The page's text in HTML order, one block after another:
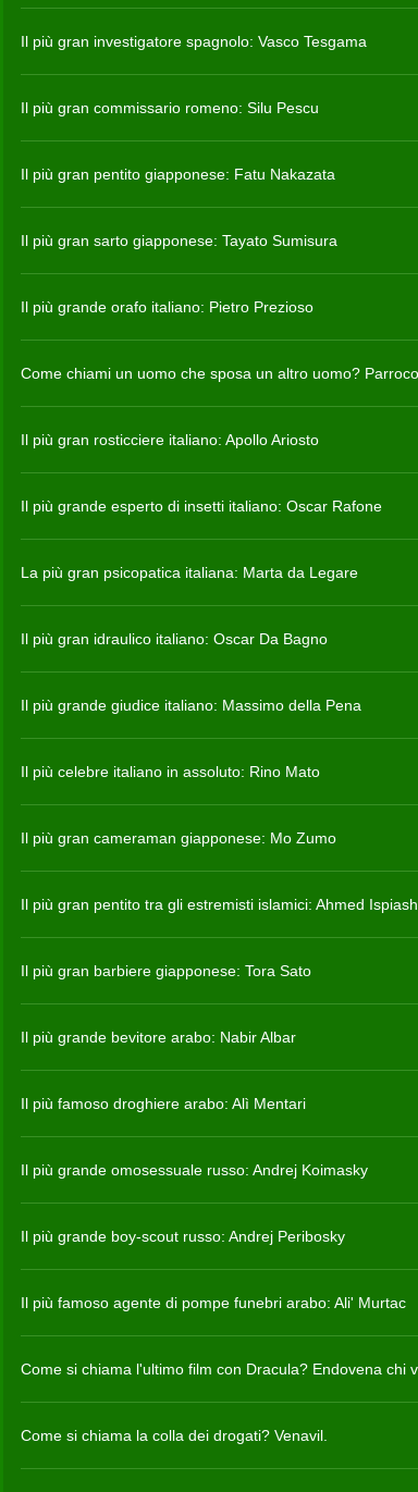
Il più gran investigatore spagnolo: Vasco Tesgama
Il più gran commissario romeno: Silu Pescu
Il più gran pentito giapponese: Fatu Nakazata
Il più gran sarto giapponese: Tayato Sumisura
Il più grande orafo italiano: Pietro Prezioso
Come chiami un uomo che sposa un altro uomo? Parroco.
Il più gran rosticciere italiano: Apollo Ariosto
Il più grande esperto di insetti italiano: Oscar Rafone
La più gran psicopatica italiana: Marta da Legare
Il più gran idraulico italiano: Oscar Da Bagno
Il più grande giudice italiano: Massimo della Pena
Il più celebre italiano in assoluto: Rino Mato
Il più gran cameraman giapponese: Mo Zumo
Il più gran pentito tra gli estremisti islamici: Ahmed Ispiash
Il più gran barbiere giapponese: Tora Sato
Il più grande bevitore arabo: Nabir Albar
Il più famoso droghiere arabo: Alì Mentari
Il più grande omosessuale russo: Andrej Koimasky
Il più grande boy-scout russo: Andrej Peribosky
Il più famoso agente di pompe funebri arabo: Ali' Murtac
Come si chiama l'ultimo film con Dracula? Endovena chi
Come si chiama la colla dei drogati? Venavil.